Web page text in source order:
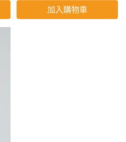
加入購物車